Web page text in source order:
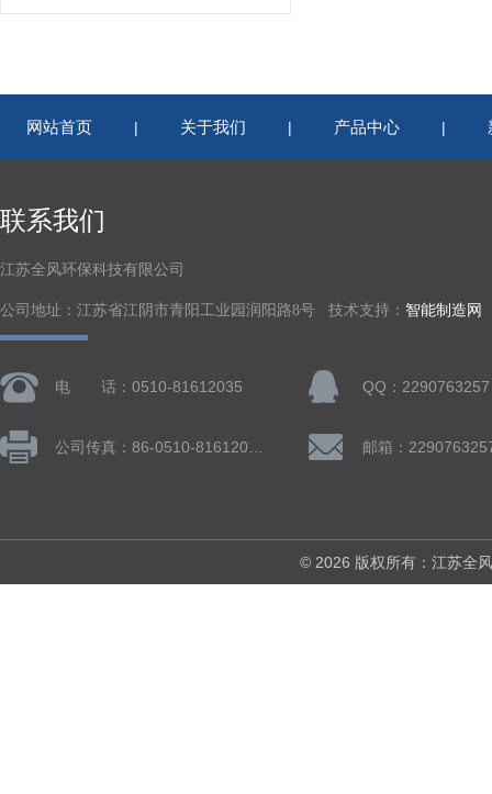
网站首页 | 关于我们 | 产品中心 |
联系我们
江苏全风环保科技有限公司
公司地址：江苏省江阴市青阳工业园润阳路8号 技术支持： 智能制造网
电 话：0510-81612035 QQ：2290763257
邮箱：
© 2026 版权所有：江苏全